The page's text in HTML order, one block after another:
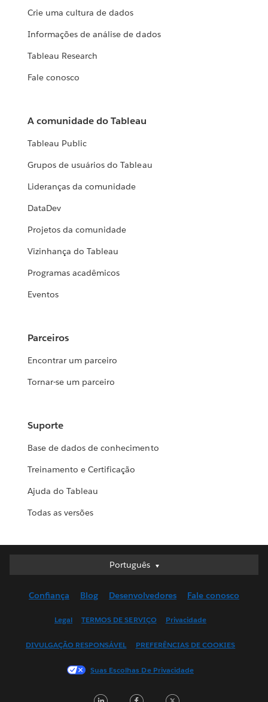
Crie uma cultura de dados
Informações de análise de dados
Tableau Research
Fale conosco
A comunidade do Tableau
Tableau Public
Grupos de usuários do Tableau
Lideranças da comunidade
DataDev
Projetos da comunidade
Vizinhança do Tableau
Programas acadêmicos
Eventos
Parceiros
Encontrar um parceiro
Tornar-se um parceiro
Suporte
Base de dados de conhecimento
Treinamento e Certificação
Ajuda do Tableau
Todas as versões
Português
Português
English (UK)
Français (Canada)
日本語
Confiança Blog Desenvolvedores Fale conosco
Legal TERMOS DE SERVIÇO Privacidade
DIVULGAÇÃO RESPONSÁVEL PREFERÊNCIAS DE COOKIES
Suas Escolhas De Privacidade